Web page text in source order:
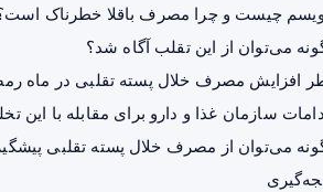
چیست و چرا مصرف باقلا خطرناک
می‌توان از این تقلب آگاه شد؟
افزایش مصرف خلال پسته تقلبی در ماه
سازمان غذا و دارو برای مقابله با این
می‌توان از مصرف خلال پسته تقلبی